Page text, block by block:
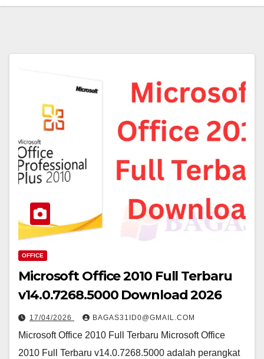
OFFICE
Microsoft Office 2010 Full Terbaru
v14.0.7268.5000 Download 2026
17/04/2026 BAGAS31ID0@GMAIL.COM
Microsoft Office 2010 Full Terbaru Microsoft Office
2010 Full Terbaru v14.0.7268.5000 adalah perangkat